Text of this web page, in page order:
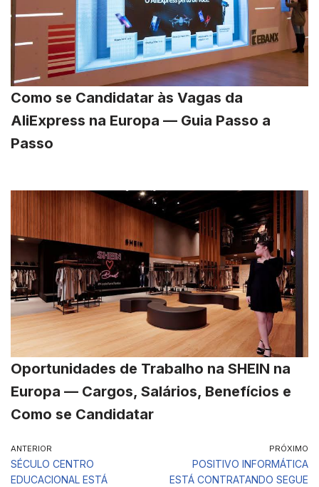
Como se Candidatar às Vagas da
AliExpress na Europa — Guia Passo a
Passo
Oportunidades de Trabalho na SHEIN na
Europa — Cargos, Salários, Benefícios e
Como se Candidatar
ANTERIOR
SÉCULO CENTRO
EDUCACIONAL ESTÁ
PRÓXIMO
POSITIVO INFORMÁTICA
ESTÁ CONTRATANDO SEGUE